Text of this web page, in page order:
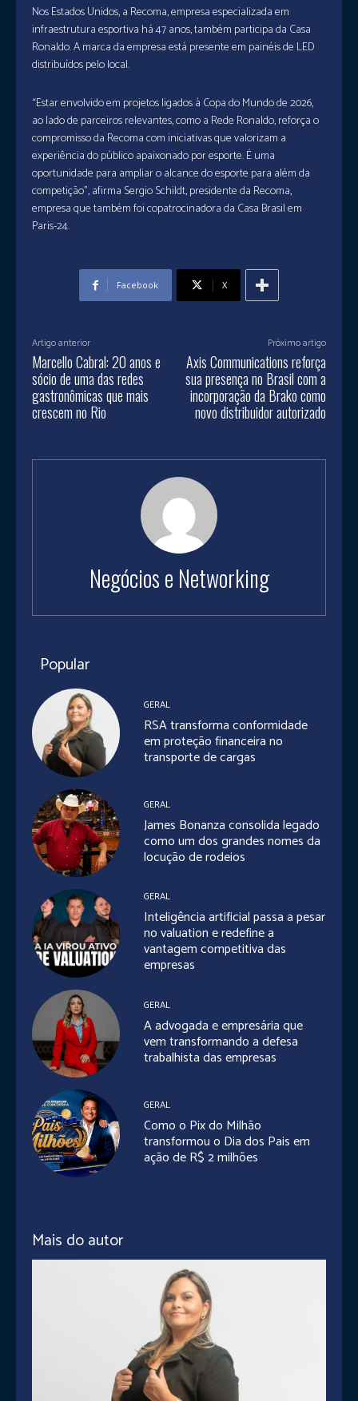
Nos Estados Unidos, a Recoma, empresa especializada em
infraestrutura esportiva há 47 anos, também participa da Casa
Ronaldo. A marca da empresa está presente em painéis de LED
distribuídos pelo local.
“Estar envolvido em projetos ligados à Copa do Mundo de 2026,
ao lado de parceiros relevantes, como a Rede Ronaldo, reforça o
compromisso da Recoma com iniciativas que valorizam a
experiência do público apaixonado por esporte. É uma
oportunidade para ampliar o alcance do esporte para além da
competição”, afirma Sergio Schildt, presidente da Recoma,
empresa que também foi copatrocinadora da Casa Brasil em
Paris-24.
Facebook X
Artigo anterior
Marcello Cabral: 20 anos e
sócio de uma das redes
gastronômicas que mais
crescem no Rio
Próximo artigo
Axis Communications reforça
sua presença no Brasil com a
incorporação da Brako como
novo distribuidor autorizado
Negócios e Networking
Popular
GERAL
RSA transforma conformidade
em proteção financeira no
transporte de cargas
GERAL
James Bonanza consolida legado
como um dos grandes nomes da
locução de rodeios
GERAL
Inteligência artificial passa a pesar
no valuation e redefine a
vantagem competitiva das
empresas
GERAL
A advogada e empresária que
vem transformando a defesa
trabalhista das empresas
GERAL
Como o Pix do Milhão
transformou o Dia dos Pais em
ação de R$ 2 milhões
Mais do autor